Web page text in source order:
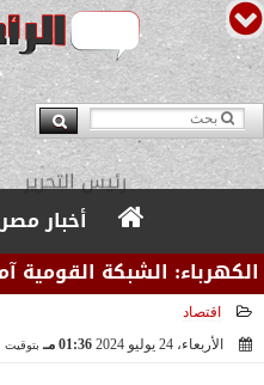
مدير التحرير
أخبار مصر
الشبكة القومية آمنة
اقتصاد
الأربعاء، 24 يوليو 2024
01:36 مـ بتوقيت